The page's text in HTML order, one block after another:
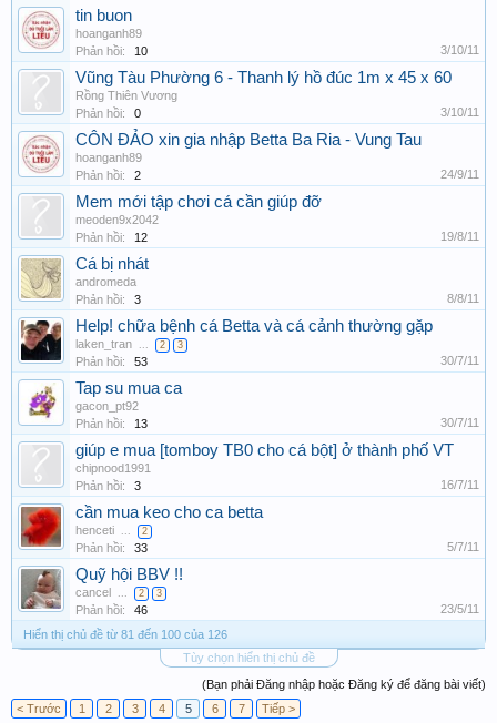
tin buon
hoanganh89
Phản hồi:
10 3/10/11
Vũng Tàu Phường 6 - Thanh lý hồ đúc 1m x 45 x 60
Rồng Thiên Vương
Phản hồi:
0 3/10/11
CÔN ĐẢO xin gia nhập Betta Ba Ria - Vung Tau
hoanganh89
Phản hồi:
2 24/9/11
Mem mới tập chơi cá cần giúp đỡ
meoden9x2042
Phản hồi:
12 19/8/11
Cá bị nhát
andromeda
Phản hồi:
3 8/8/11
Help! chữa bệnh cá Betta và cá cảnh thường gặp
laken_tran 2 3
Phản hồi: 53 30/7/11
Tap su mua ca
gacon_pt92
Phản hồi:
13 30/7/11
giúp e mua [tomboy TB0 cho cá bột] ở thành phố VT
chipnood1991
Phản hồi:
3 16/7/11
cần mua keo cho ca betta
henceti 2
Phản hồi: 33 5/7/11
Quỹ hội BBV !!
cancel 2 3
Phản hồi: 46
23/5/11
Hiển thị chủ đề từ 81 đến 100 của 126
Tùy chọn hiển thị chủ đề
(Bạn phải Đăng nhập hoặc Đăng ký để đăng bài viết)
< Trước
1 2 3 4 5 6 7 Tiếp >